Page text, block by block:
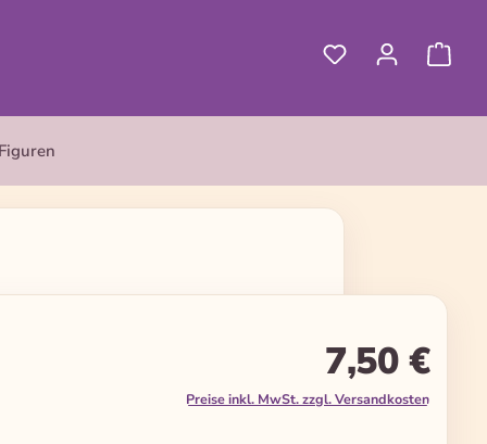
7,50 €
Preise inkl. MwSt. zzgl. Versandkosten